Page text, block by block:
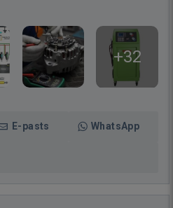
+32
E-pasts WhatsApp